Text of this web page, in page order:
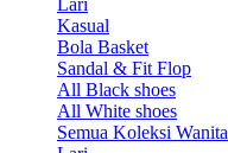
Kasual
Bola Basket
Sandal & Fit Flop
All Black shoes
All White shoes
Semua Koleksi Wanita